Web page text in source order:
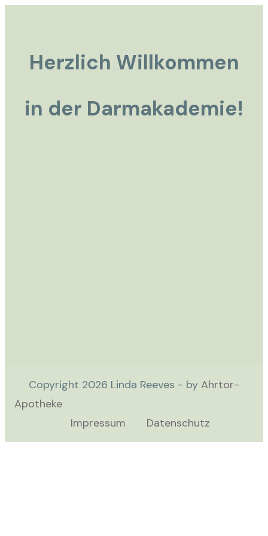
Herzlich Willkommen
in der Darmakademie!
Copyright 2026 Linda Reeves - by Ahrtor-
Apotheke
Impressum
Datenschutz